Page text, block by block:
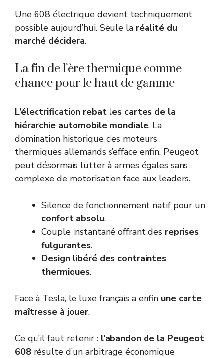
Une 608 électrique devient techniquement
possible aujourd’hui. Seule la réalité du
marché décidera.
La fin de l’ère thermique comme
chance pour le haut de gamme
L’électrification rebat les cartes de la
hiérarchie automobile mondiale. La
domination historique des moteurs
thermiques allemands s’efface enfin. Peugeot
peut désormais lutter à armes égales sans
complexe de motorisation face aux leaders.
Silence de fonctionnement natif pour un
confort absolu.
Couple instantané offrant des reprises
fulgurantes.
Design libéré des contraintes
thermiques.
Face à Tesla, le luxe français a enfin une carte
maîtresse à jouer.
Ce qu’il faut retenir : l’abandon de la Peugeot
608 résulte d’un arbitrage économique